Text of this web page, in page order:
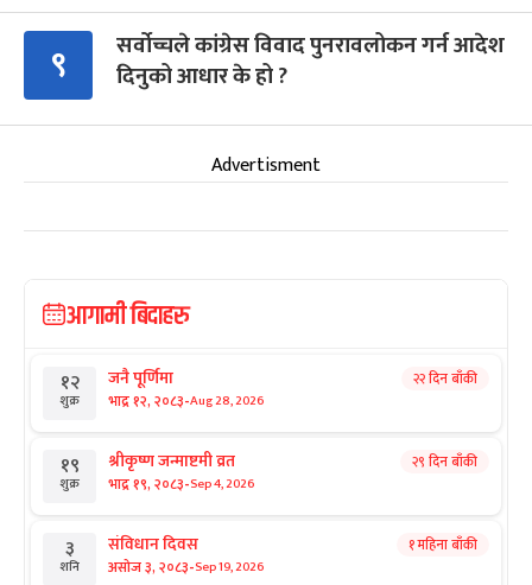
९
सर्वोच्चले कांग्रेस विवाद पुनरावलोकन गर्न आदेश
दिनुको आधार के हो ?
Advertisment
आगामी बिदाहरु
१२
शुक्र
जनै पूर्णिमा
भाद्र १२, २०८३-Aug 28, 2026
२२ दिन बाँकी
१९
शुक्र
श्रीकृष्ण जन्माष्टमी व्रत
भाद्र १९, २०८३-Sep 4, 2026
२९ दिन बाँकी
३
शनि
संविधान दिवस
असोज ३, २०८३-Sep 19, 2026
१ महिना बाँकी